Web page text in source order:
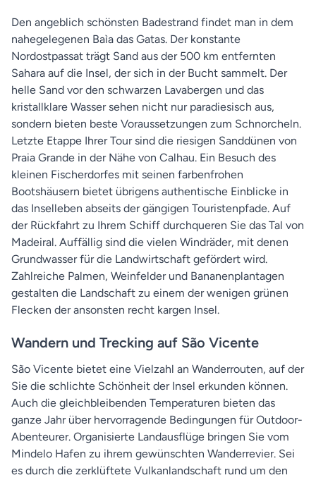
Den angeblich schönsten Badestrand findet man in dem
nahegelegenen Baìa das Gatas. Der konstante
Nordostpassat trägt Sand aus der 500 km entfernten
Sahara auf die Insel, der sich in der Bucht sammelt. Der
helle Sand vor den schwarzen Lavabergen und das
kristallklare Wasser sehen nicht nur paradiesisch aus,
sondern bieten beste Voraussetzungen zum Schnorcheln.
Letzte Etappe Ihrer Tour sind die riesigen Sanddünen von
Praia Grande in der Nähe von Calhau. Ein Besuch des
kleinen Fischerdorfes mit seinen farbenfrohen
Bootshäusern bietet übrigens authentische Einblicke in
das Inselleben abseits der gängigen Touristenpfade. Auf
der Rückfahrt zu Ihrem Schiff durchqueren Sie das Tal von
Madeiral. Auffällig sind die vielen Windräder, mit denen
Grundwasser für die Landwirtschaft gefördert wird.
Zahlreiche Palmen, Weinfelder und Bananenplantagen
gestalten die Landschaft zu einem der wenigen grünen
Flecken der ansonsten recht kargen Insel.
Wandern und Trecking auf São Vicente
São Vicente bietet eine Vielzahl an Wanderrouten, auf der
Sie die schlichte Schönheit der Insel erkunden können.
Auch die gleichbleibenden Temperaturen bieten das
ganze Jahr über hervorragende Bedingungen für Outdoor-
Abenteurer. Organisierte Landausflüge bringen Sie vom
Mindelo Hafen zu ihrem gewünschten Wanderrevier. Sei
es durch die zerklüftete Vulkanlandschaft rund um den